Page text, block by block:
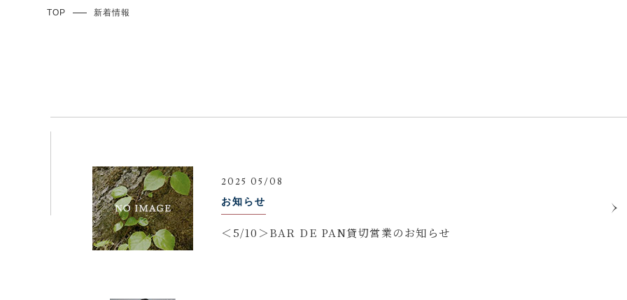
TOP 新着情報
2025 05/08
お知らせ
＜5/10＞BAR DE PAN貸切営業のお知らせ